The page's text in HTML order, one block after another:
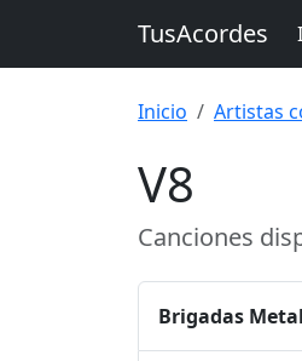
TusAcordes
Inicio Artistas
V8
Canciones
Brigadas